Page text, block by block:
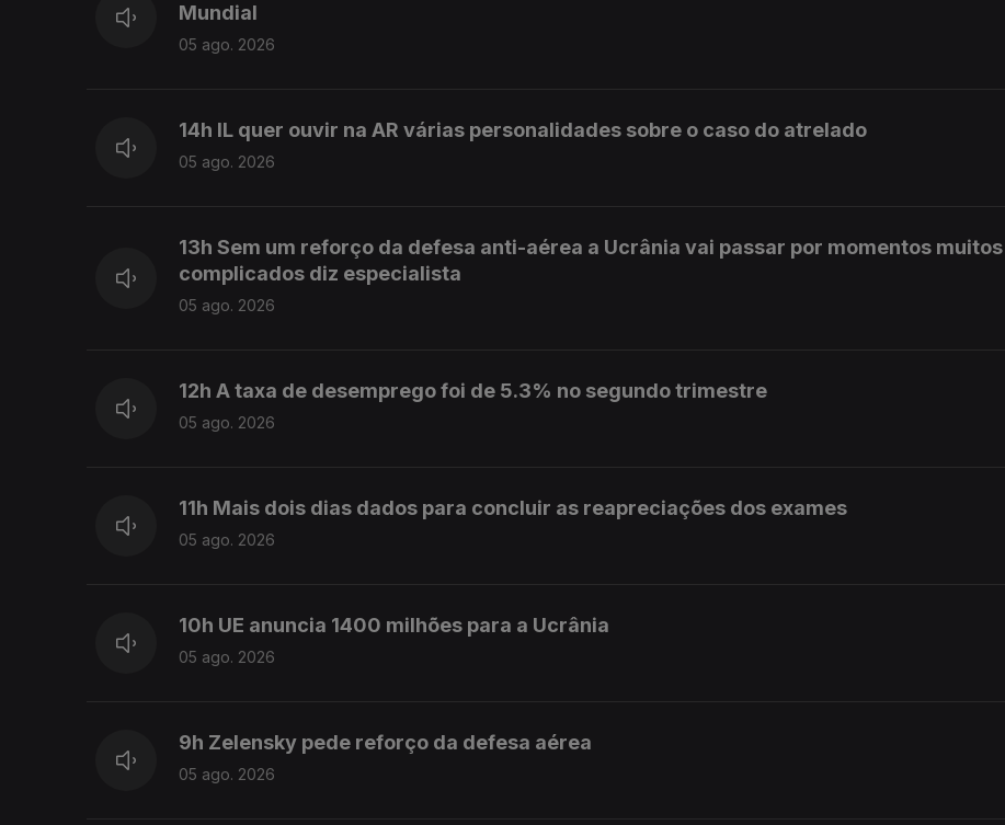
Mundial
05 ago. 2026
14h IL quer ouvir na AR várias personalidades sobre o caso do atrelado
05 ago. 2026
13h Sem um reforço da defesa anti-aérea a Ucrânia vai passar por momentos muitos
complicados diz especialista
05 ago. 2026
12h A taxa de desemprego foi de 5.3% no segundo trimestre
05 ago. 2026
11h Mais dois dias dados para concluir as reapreciações dos exames
05 ago. 2026
10h UE anuncia 1400 milhões para a Ucrânia
05 ago. 2026
9h Zelensky pede reforço da defesa aérea
05 ago. 2026